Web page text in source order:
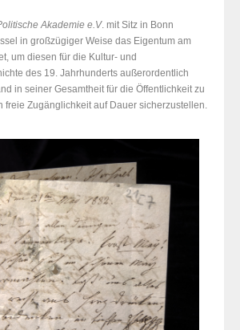
Akademie e.V. mit Sitz in Bonn
in großzügiger Weise das Eigentum am
um diesen für die Kultur- und
des 19. Jahrhunderts außerordentlich
in seiner Gesamtheit für die Öffentlichkeit zu
freie Zugänglichkeit auf Dauer sicherzustellen.